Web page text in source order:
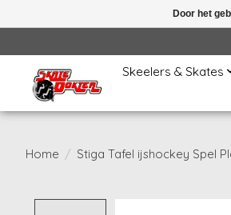
Skeelers & Skates
Home / Stiga Tafel ijshockey Spel
Door het